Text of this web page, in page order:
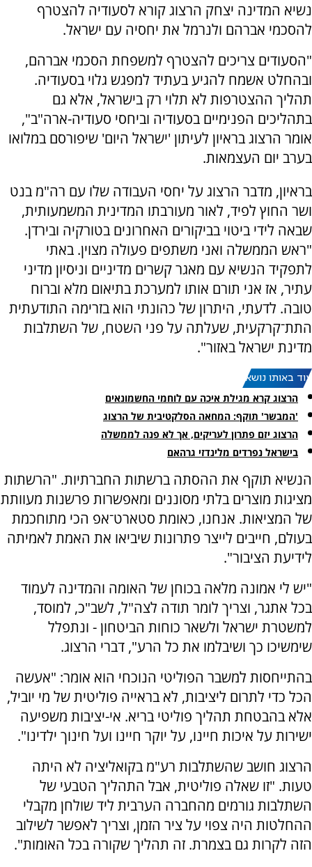
נשיא המדינה יצחק הרצוג קורא לסעודיה להצטרף
להסכמי אברהם ולנרמל את יחסיה עם ישראל.
"הסעודים צריכים להצטרף למשפחת הסכמי אברהם,
ובהחלט אשמח להגיע בעתיד למפגש גלוי בסעודיה.
תהליך ההצטרפות לא תלוי רק בישראל, אלא גם
בתהליכים הפנימיים בסעודיה וביחסי סעודיה-ארה"ב",
אומר הרצוג בראיון לעיתון 'ישראל היום' שיפורסם במלואו
בערב יום העצמאות.
בראיון, מדבר הרצוג על יחסי העבודה שלו עם רה"מ בנט
ושר החוץ לפיד, לאור מעורבתו המדינית המשמעותית,
שבאה לידי ביטוי בביקורים האחרונים בטורקיה ובירדן.
"ראש הממשלה ואני משתפים פעולה מצוין. באתי
לתפקיד הנשיא עם מאגר קשרים מדיניים וניסיון מדיני
עתיר, אז אני תורם אותו למערכת בתיאום מלא וברוח
טובה. לדעתי, היתרון של כהונתי הוא בזרימה התודעתית
התת־קרקעית, שעלתה על פני השטח, של השתלבות
מדינת ישראל באזור".
עוד באותו נושא:
הרצוג קרא מגילת איכה עם לוחמי החשמונאים
'המבשר' תוקף: המחאה הסלקטיבית של הרצוג
הרצוג יזם פתרון לעריקים, אך לא פנה לממשלה
בישראל נפרדים מלינדזי גרהאם
הנשיא תוקף את ההסתה ברשתות החברתיות. "הרשתות
מציגות מוצרים בלתי מסוננים ומאפשרות פרשנות מעוותת
של המציאות. אנחנו, כאומת סטארט־אפ הכי מתוחכמת
בעולם, חייבים לייצר פתרונות שיביאו את האמת לאמיתה
לידיעת הציבור".
"יש לי אמונה מלאה בכוחן של האומה והמדינה לעמוד
בכל אתגר, וצריך לומר תודה לצה"ל, לשב"כ, למוסד,
למשטרת ישראל ולשאר כוחות הביטחון - ונתפלל
שימשיכו כך ושיבלמו את כל הרע", דברי הרצוג.
בהתייחסות למשבר הפוליטי הנוכחי הוא אומר: "אעשה
הכל כדי לתרום ליציבות, לא בראייה פוליטית של מי יוביל,
אלא בהבטחת תהליך פוליטי בריא. אי-יציבות משפיעה
ישירות על איכות חיינו, על יוקר חיינו ועל חינוך ילדינו".
הרצוג חושב שהשתלבות רע"מ בקואליציה לא היתה
טעות. "זו שאלה פוליטית, אבל התהליך הטבעי של
השתלבות גורמים מהחברה הערבית ליד שולחן מקבלי
ההחלטות היה צפוי על ציר הזמן, וצריך לאפשר לשילוב
הזה לקרות גם בצמרת. זה תהליך שקורה בכל האומות".